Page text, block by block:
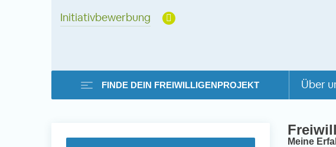
Initiativbewerbung
FINDE DEIN FREIWILLIGENPROJEKT Über
Meine